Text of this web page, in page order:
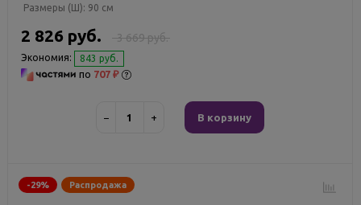
Размеры (Ш): 90 см
3 669 руб.
2 826 руб.
Экономия: 843 руб.
по 707 ₽
− + В корзину
-29% Распродажа